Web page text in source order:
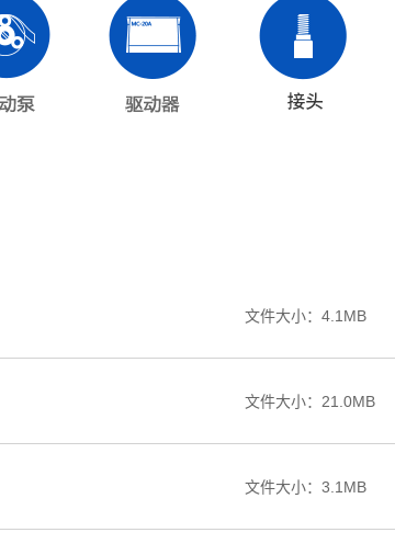
文件大小：4.1MB
文件大小：21.0MB
文件大小：3.1MB